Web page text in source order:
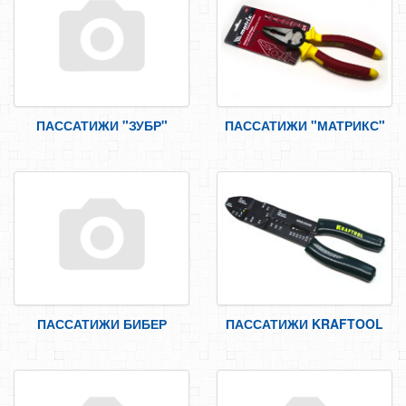
САМОРЕЗЫ, ШУРУПЫ
ТАКЕЛАЖ
ЗАКЛЕПКИ
ХОМУТЫ, СКОБЫ
КЛЕИ, ПЕНЫ, ГЕРМЕТИКИ, ОЧИСТИТЕЛЬ
ДВЕРНАЯ ФУРНИТУРА
МЕБЕЛЬНАЯ ФУРНИТУРА
КРОВЕЛЬНАЯ НАСАДКА
ЩЕТКИ МЕТАЛИЧЕСКИЕ
СТОЛЯРНО-СЛЕСАРНЫЙ ИНСТРУМЕНТ
ПАССАТИЖИ "ЗУБР" ПАССАТИЖИ "МАТРИКС"
ПАССАТИЖИ БИБЕР ПАССАТИЖИ KRAFTOOL